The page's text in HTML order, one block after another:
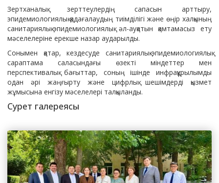
Зертханалық зерттеулердің сапасын арттыру,
эпидемиологиялық қадағалаудың тиімділігі және өңір халқының
санитариялық-эпидемиологиялық әл-ауқатын қамтамасыз ету
мәселелеріне ерекше назар аударылды.
Сонымен қатар, кездесуде санитариялық-эпидемиологиялық
сараптама саласындағы өзекті міндеттер мен
перспективалық бағыттар, соның ішінде инфрақұрылымды
одан әрі жаңғырту және цифрлық шешімдерді қызмет
жұмысына енгізу мәселелері талқыланды.
Сурет галереясы